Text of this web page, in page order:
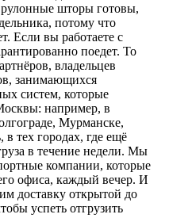
шторы готовы,
потому что
Если вы работаете с
поедет. То
владельцев
занимающихся
систем, которые
например, в
Мурманске,
в тех городах, где ещё
в течение недели. Мы
компании, которые
офиса, каждый вечер. И
доставку открытой до
успеть отгрузить